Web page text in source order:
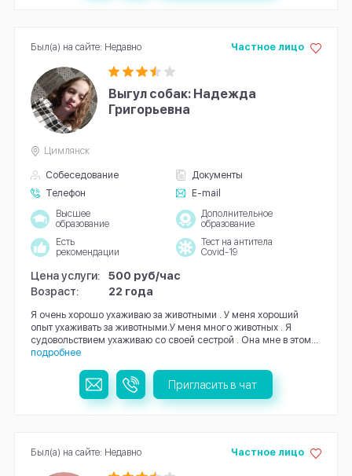
Выгул собак: Надежда
Григорьевна
Собеседование
Документы
Телефон
E-mail
Частное лицо
Цимлянск
Высшее
образование
Дополнительное
образование
Есть
рекомендации
Тест на антитела
Covid-19
Цена услуги:
500 руб/час
Возраст:
22 года
Я очень хорошо ухаживаю за животными . У меня хороший
опыт ухаживать за животными.У меня много животных . Я
судовольствием ухаживаю со своей сестрой . Она мне в этом...
подробнее
Был(а) на сайте: Недавно
Пригласить в чат
Частное лицо
Был(а) на сайте: Недавно